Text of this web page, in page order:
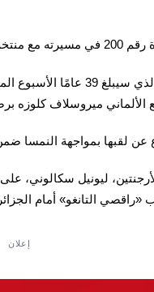
بلاده.
وبفضل ثلاثيته، عادل
ميروسلاف كلوزه برصيد 16
عن لقبها بمواجهة النمسا
ليونيل سكالوني،
«راقصي التانغو» أمام
إعلان